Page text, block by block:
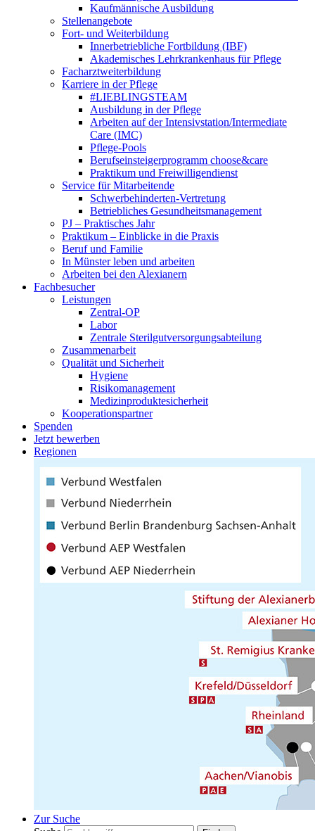
Kaufmännische Ausbildung
Stellenangebote
Fort- und Weiterbildung
Innerbetriebliche Fortbildung (IBF)
Akademisches Lehrkrankenhaus für Pflege
Facharztweiterbildung
Karriere in der Pflege
#LIEBLINGSTEAM
Ausbildung in der Pflege
Arbeiten auf der Intensivstation/Intermediate
Care (IMC)
Pflege-Pools
Berufseinsteigerprogramm choose&care
Praktikum und Freiwilligendienst
Service für Mitarbeitende
Schwerbehinderten-Vertretung
Betriebliches Gesundheitsmanagement
PJ – Praktisches Jahr
Praktikum – Einblicke in die Praxis
Beruf und Familie
In Münster leben und arbeiten
Arbeiten bei den Alexianern
Fachbesucher
Leistungen
Zentral-OP
Labor
Zentrale Sterilgutversorgungsabteilung
Zusammenarbeit
Qualität und Sicherheit
Hygiene
Risikomanagement
Medizinproduktesicherheit
Kooperationspartner
Spenden
Jetzt bewerben
Regionen
Zur Suche